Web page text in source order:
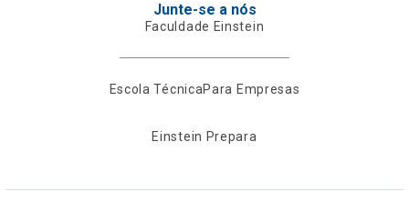
Junte-se a nós
Faculdade Einstein
Escola TécnicaPara Empresas
Einstein Prepara